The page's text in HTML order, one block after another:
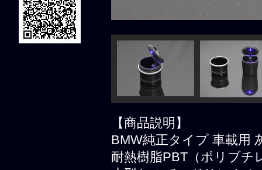
【商品説明】
BMW純正タイプ 車載用
耐熱樹脂PBT（ポリブチ